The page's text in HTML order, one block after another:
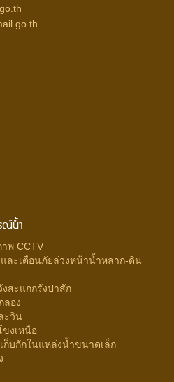
ณ์น้ำ
พ CCTV
ละเตือนภัยล่วงหน้าน้ำหลาก-ดิน
สะแกกรังป่าสัก
ลอง
ะวิน
งเหนือ
บกักในแหล่งน้ำขนาดเล็ก